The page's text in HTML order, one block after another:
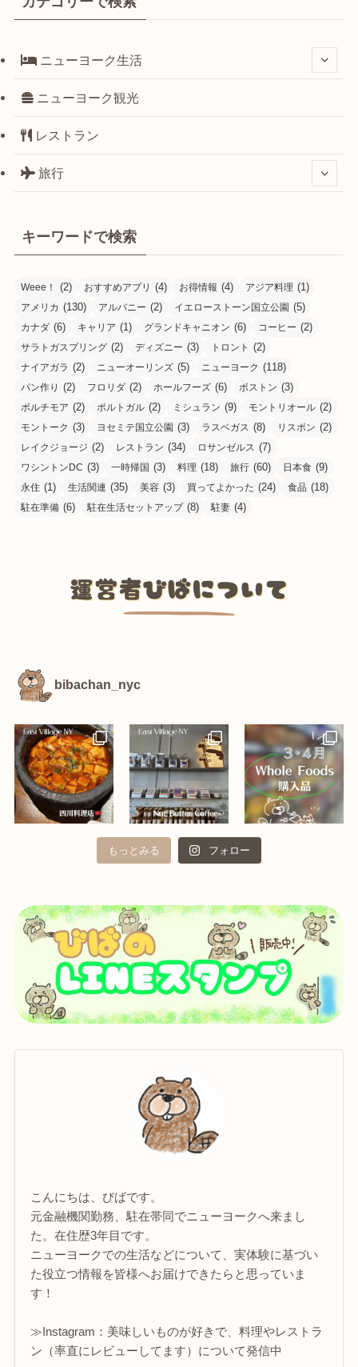
ニューヨーク生活
ニューヨーク観光
レストラン
旅行
キーワードで検索
Weee！ (2) おすすめアプリ (4) お得情報 (4) アジア料理 (1)
アメリカ (130) アルバニー (2) イエローストーン国立公園 (5)
カナダ (6) キャリア (1) グランドキャニオン (6) コーヒー (2)
サラトガスプリング (2) ディズニー (3) トロント (2)
ナイアガラ (2) ニューオーリンズ (5) ニューヨーク (118)
パン作り (2) フロリダ (2) ホールフーズ (6) ボストン (3)
ボルチモア (2) ポルトガル (2) ミシュラン (9) モントリオール (2)
モントーク (3) ヨセミテ国立公園 (3) ラスベガス (8) リスボン (2)
レイクジョージ (2) レストラン (34) ロサンゼルス (7)
ワシントンDC (3) 一時帰国 (3) 料理 (18) 旅行 (60) 日本食 (9)
永住 (1) 生活関連 (35) 美容 (3) 買ってよかった (24) 食品 (18)
駐在準備 (6) 駐在生活セットアップ(8) 駐妻 (4)
bibachan_nyc
もっとみる フォロー
こんにちは、びばです。
元金融機関勤務、駐在帯同でニューヨークへ来まし
た。在住歴3年目です。
ニューヨークでの生活などについて、実体験に基づい
た役立つ情報を皆様へお届けできたらと思っていま
す！
≫Instagram：美味しいものが好きで、料理やレストラ
ン（率直にレビューしてます）について発信中